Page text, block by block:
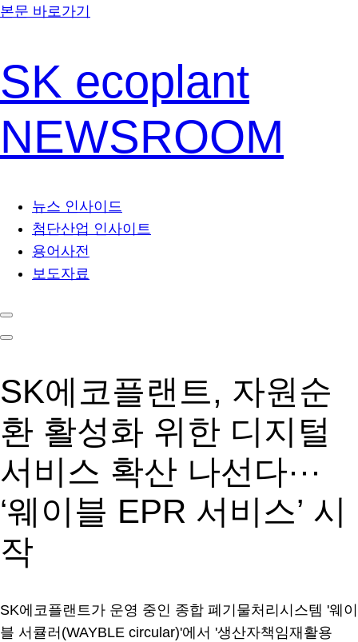
본문 바로가기
SK ecoplant
NEWSROOM
뉴스 인사이드
첨단산업 인사이트
용어사전
보도자료
SK에코플랜트, 자원순
환 활성화 위한 디지털
서비스 확산 나선다···
‘웨이블 EPR 서비스’ 시
작
SK에코플랜트가 운영 중인 종합 폐기물처리시스템 '웨이
블 서큘러(WAYBLE circular)'에서 '생산자책임재활용